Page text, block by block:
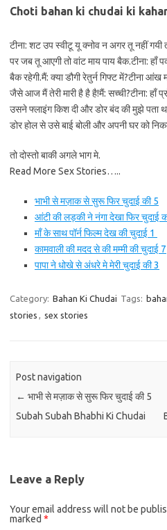
Choti bahan ki chudai ki
टीना: शट उप स्वीटू यू क्नोव न अगर तू नहीं
पर जब तू आएगी तो वांट माय पाय बैक.टीना: हाँ
बैक रहेगी.मैं: क्या डौगी रेतुर्न गिफ्ट में?टीना आंख
जैसे आज मैं तेरी मारी है है है!मैं: सच्ची?टीना: हाँ
उसने फ्लाइंग किश दी और डोर बंद की मुझे पता
डोर होल से उसे बाई बोली और अपनी घर को
तो दोस्तो बाकी अगले भाग मे.
Read More Sex Stories…..
भाभी से मज़ाक से सुरू फिर चुदाई की 5
आंटी की लड़की ने नंगा देखा फिर चुदाई
माँ के साथ पॉर्न फिल्म देख की चुदाई 1
कामवाली की मदद से की मम्मी की चुदाई 7
पापा ने धोखे से अंधरे मे मेरी चुदाई की 3
Category: Bahan Ki Chudai Tags:
stories , sex stories
Post navigation
← भाभी से मज़ाक से सुरू फिर चुदाई की 5
Subah Subah Bhabhi Ki Chudai
Leave a Reply
Your email address will not be
marked *